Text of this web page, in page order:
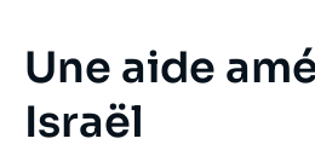
Une aide
Israël